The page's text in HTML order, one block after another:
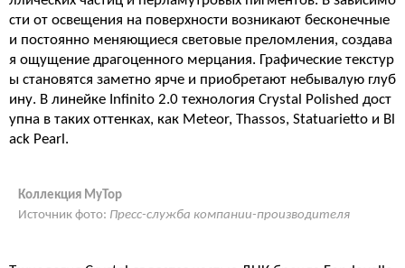
сти от освещения на поверхности возникают бесконечные
и постоянно меняющиеся световые преломления, создава
я ощущение драгоценного мерцания. Графические текстур
ы становятся заметно ярче и приобретают небывалую глуб
ину. В линейке Infinito 2.0 технология Crystal Polished дост
упна в таких оттенках, как Meteor, Thassos, Statuarietto и Bl
ack Pearl.
Коллекция MyTop
Источник фото: Пресс-служба компании-производителя